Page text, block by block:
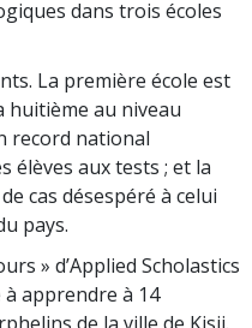
dans trois écoles
La première école est
huitième au niveau
record national
élèves aux tests ; et la
cas désespéré à celui
pays.
» d’Applied Scholastics
apprendre à 14